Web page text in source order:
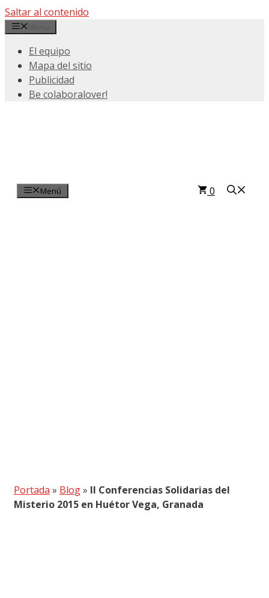
Saltar al contenido
El equipo
Mapa del sitio
Publicidad
Be colaboralover!
0
Menú
Portada » Blog» ll Conferencias Solidarias del
Misterio 2015 en Huétor Vega, Granada